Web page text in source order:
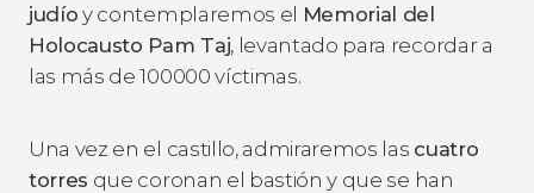
judío y contemplaremos el Memorial del
Holocausto Pam Taj, levantado para recordar a
las más de 100000 víctimas.
Una vez en el castillo, admiraremos las cuatro
torres que coronan el bastión y que se han